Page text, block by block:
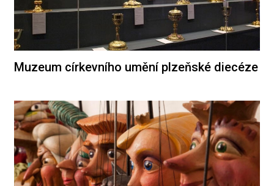
Muzeum církevního umění plzeňské diecéze